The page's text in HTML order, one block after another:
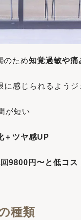
のため知覚過敏や痛
に感じられるよう
が短い
＋ツヤ感UP
9800円〜と低コス
種類